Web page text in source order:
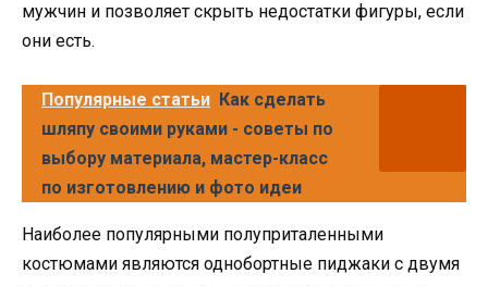
мужчин и позволяет скрыть недостатки фигуры, если
они есть.
Популярные статьи Как сделать
шляпу своими руками - советы по
выбору материала, мастер-класс
по изготовлению и фото идеи
Наиболее популярными полуприталенными
костюмами являются однобортные пиджаки с двумя